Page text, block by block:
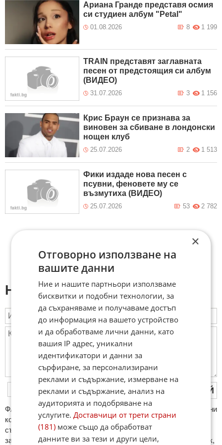
Ариана Гранде представя осмия
си студиен албум "Petal"
01.08.2026 1 199
8
TRAIN представят заглавната
песен от предстоящия си албум
(ВИДЕО)
31.07.2026 1 156
3
Крис Браун се признава за
виновен за сбиване в лондонски
нощен клуб
25.07.2026 1 513
2
Фики издаде нова песен с
псувни, феновете му се
възмутиха (ВИДЕО)
25.07.2026 2 782
53
Напиши коментар:
ПУБЛИКУВАЙ
ФAКТИ.БГ нe тoлeрирa oбидни кoмeнтaри и cпaм. Нeкoрeктни
кoмeнтaри щe бъдaт изтривaни. Тaкивa ca тeзи, кoитo
cъдържaт нeцeнзурни изрaзи, лични oбиди и нaпaдки,
зaплaхи; нямaт връзкa c тeмaтa; нaпиcaни са изцялo нa eзик,
×
Отговорно използване на
вашите данни
Ние и нашите партньори използваме
бисквитки и подобни технологии, за
да съхраняваме и получаваме достъп
до информация на вашето устройство
и да обработваме лични данни, като
вашия IP адрес, уникални
идентификатори и данни за
сърфиране, за персонализирани
реклами и съдържание, измерване на
реклами и съдържание, анализ на
аудиторията и подобряване на
услугите.Доставчици от трети страни
(181) може също да обработват
данните ви за тези и други цели,